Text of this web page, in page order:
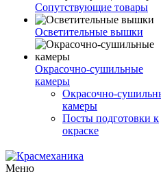
Сопутствующие товары
Осветительные вышки
Окрасочно-сушильные
камеры
Окрасочно-
камеры
Посты подготовки к
окраске
Меню